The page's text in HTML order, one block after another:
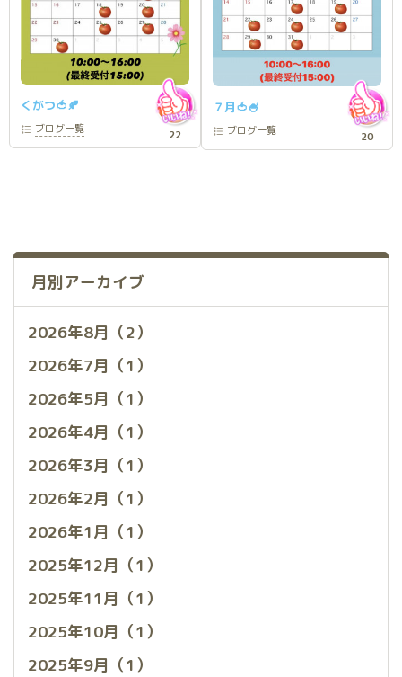
くがつ🍅🍂
ブログ一覧 22
７月🍅🍧
ブログ一覧 20
月別アーカイブ
2026年8月（2）
2026年7月（1）
2026年5月（1）
2026年4月（1）
2026年3月（1）
2026年2月（1）
2026年1月（1）
2025年12月（1）
2025年11月（1）
2025年10月（1）
2025年9月（1）